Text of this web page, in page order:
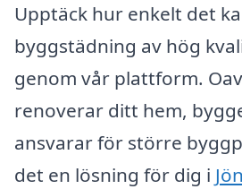
Upptäck hur enkelt det
byggstädning av hög
genom vår plattform.
renoverar ditt hem,
ansvarar för större
det en lösning för dig i